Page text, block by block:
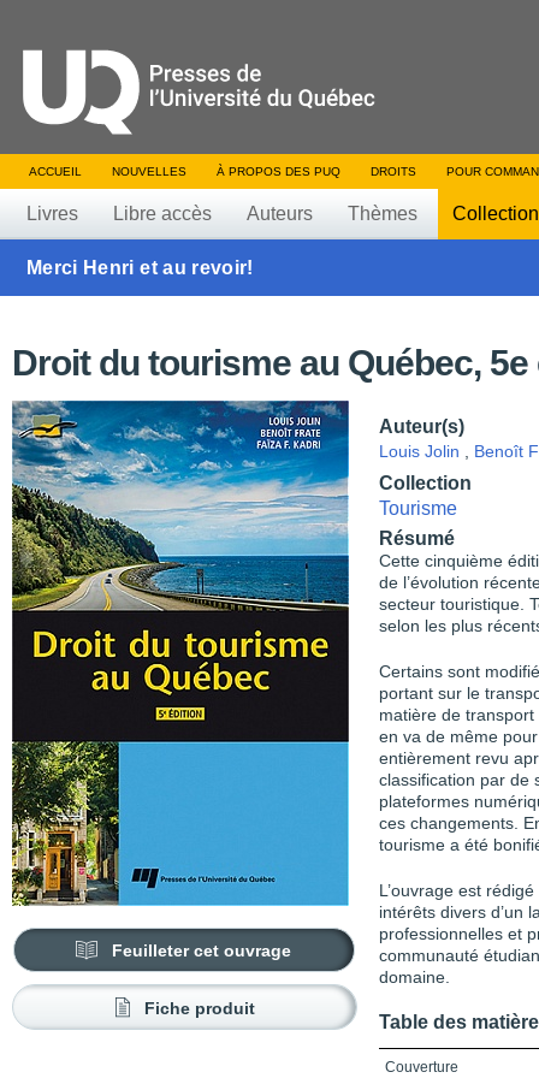
ACCUEIL NOUVELLES À PROPOS DES PUQ DROITS POUR
Livres Libre accès Auteurs Thèmes
Merci Henri et au revoir!
Droit du tourisme au Québec,
Feuilleter cet ouvrage
Fiche produit
Auteur(s)
Louis Jolin Benoît
Collection
Tourisme
Résumé
Cette cinquième
de l’évolution
secteur touristique.
selon les plus
Certains sont
portant sur le
matière de
en va de même
entièrement revu
classification par de
plateformes
ces changements.
tourisme a été
L’ouvrage est
intérêts divers d’un
professionnelles et
communauté
domaine.
Table des
Couverture